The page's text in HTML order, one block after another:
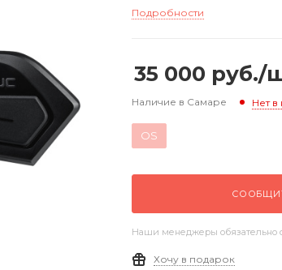
Подробности
35 000 руб./
Наличие в Самаре Нет в
OS
Наши менеджеры обязательно
Хочу в подарок